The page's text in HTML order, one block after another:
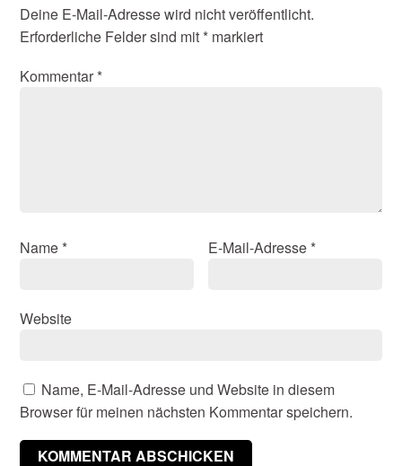
Deine E-Mail-Adresse wird nicht veröffentlicht.
Erforderliche Felder sind mit * markiert
Kommentar *
Name * E-Mail-Adresse *
Website
Name, E-Mail-Adresse und Website in diesem
Browser für meinen nächsten Kommentar speichern.